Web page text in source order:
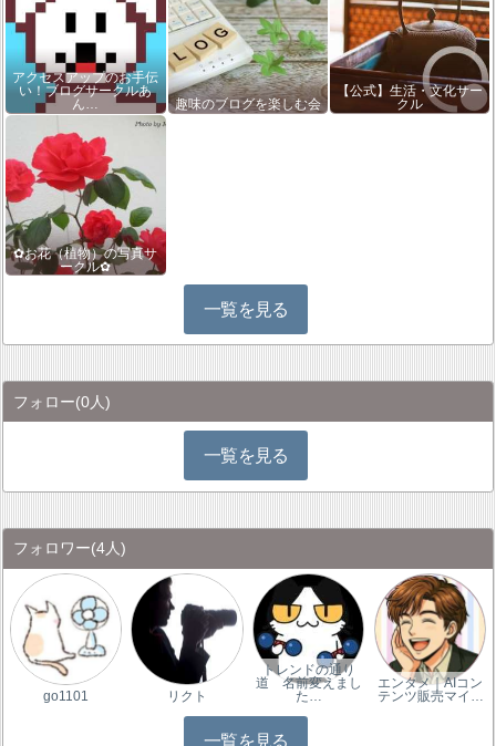
アクセスアップのお手伝
い！ブログサークルあ
ん…
趣味のブログを楽しむ会
【公式】生活・文化サー
クル
✿お花（植物）の写真サ
ークル✿
一覧を見る
フォロー(0人)
一覧を見る
フォロワー(4人)
go1101 リクト
トレンドの通り
道 名前変えまし
た…
エンタメ｜AIコン
テンツ販売マイ…
一覧を見る